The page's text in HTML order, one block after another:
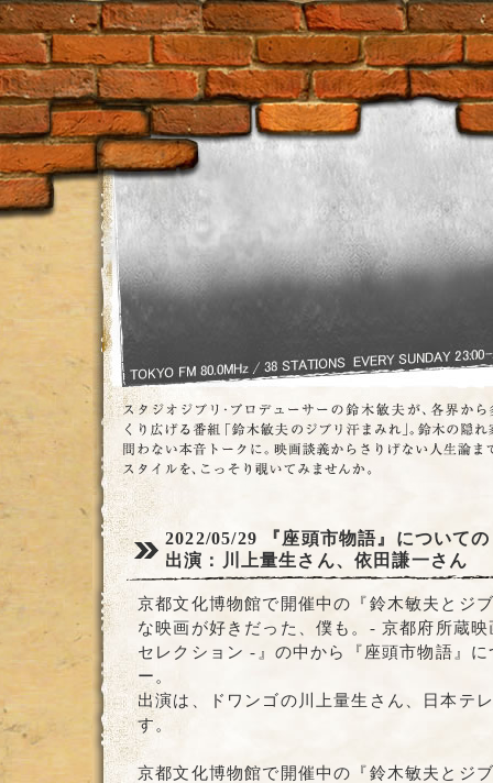
2022/05/29
『座頭市物語』について
出演：川上量生さん、依田謙一さん
京都文化博物館で開催中の『鈴木敏夫とジ
な映画が好きだった、僕も。- 京都府所蔵
セレクション -』の中から『座頭市物語』
ー。
出演は、ドワンゴの川上量生さん、日本テ
す。
京都文化博物館で開催中の『鈴木敏夫とジ